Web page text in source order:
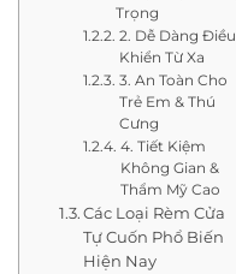
Trọng
2. Dễ Dàng Điều
Khiển Từ Xa
3. An Toàn Cho
Trẻ Em & Thú
Cưng
4. Tiết Kiệm
Không Gian &
Thẩm Mỹ Cao
Các Loại Rèm Cửa
Tự Cuốn Phổ Biến
Hiện Nay